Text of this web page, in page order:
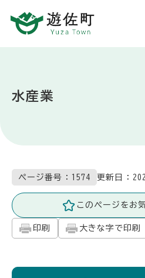
水産業
ページ番号：1574 更新日：
このページをお
印刷 大きな字で印刷